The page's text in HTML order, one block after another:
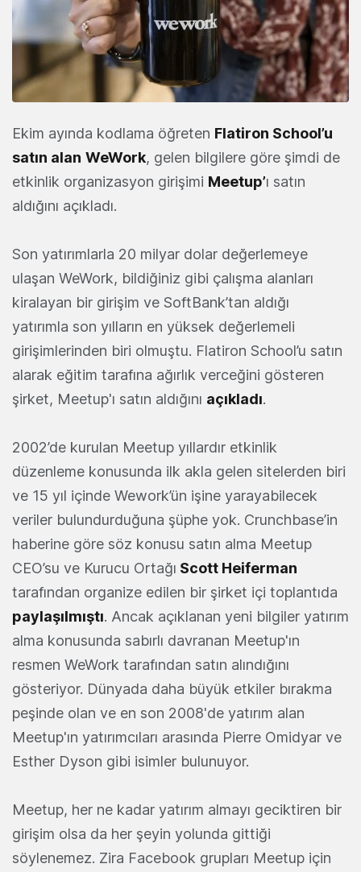
Ekim ayında kodlama öğreten Flatiron School’u
satın alan WeWork, gelen bilgilere göre şimdi de
etkinlik organizasyon girişimi Meetup’ı satın
aldığını açıkladı.
Son yatırımlarla 20 milyar dolar değerlemeye
ulaşan WeWork, bildiğiniz gibi çalışma alanları
kiralayan bir girişim ve SoftBank’tan aldığı
yatırımla son yılların en yüksek değerlemeli
girişimlerinden biri olmuştu. Flatiron School’u satın
alarak eğitim tarafına ağırlık verceğini gösteren
şirket, Meetup'ı satın aldığını açıkladı.
2002’de kurulan Meetup yıllardır etkinlik
düzenleme konusunda ilk akla gelen sitelerden biri
ve 15 yıl içinde Wework’ün işine yarayabilecek
veriler bulundurduğuna şüphe yok. Crunchbase’in
haberine göre söz konusu satın alma Meetup
CEO’su ve Kurucu Ortağı Scott Heiferman
tarafından organize edilen bir şirket içi toplantıda
paylaşılmıştı. Ancak açıklanan yeni bilgiler yatırım
alma konusunda sabırlı davranan Meetup'ın
resmen WeWork tarafından satın alındığını
gösteriyor. Dünyada daha büyük etkiler bırakma
peşinde olan ve en son 2008'de yatırım alan
Meetup'ın yatırımcıları arasında Pierre Omidyar ve
Esther Dyson gibi isimler bulunuyor.
Meetup, her ne kadar yatırım almayı geciktiren bir
girişim olsa da her şeyin yolunda gittiği
söylenemez. Zira Facebook grupları Meetup için